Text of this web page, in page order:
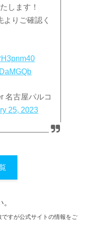
します！
りご確認く
名古屋パルコ
25, 2023
すが公式サイトの情報をご